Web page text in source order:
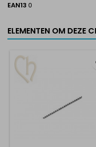
EAN13 0
ELEMENTEN OM DEZE